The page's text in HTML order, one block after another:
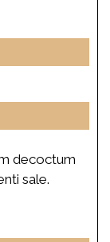
decoctum
sale.